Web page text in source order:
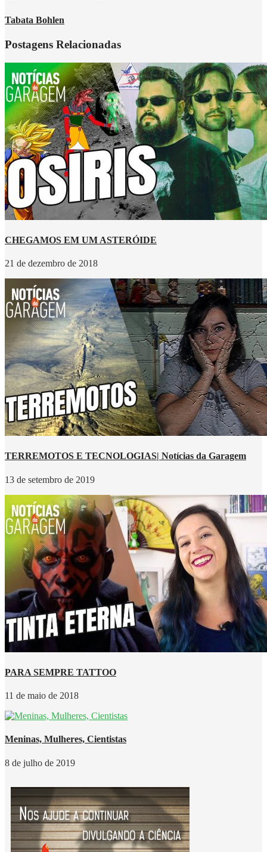
Tabata Bohlen
Postagens Relacionadas
CHEGAMOS EM UM ASTERÓIDE
21 de dezembro de 2018
TERREMOTOS E TECNOLOGIAS| Notícias da Garagem
13 de setembro de 2019
PARA SEMPRE TATTOO
11 de maio de 2018
Meninas, Mulheres, Cientistas
8 de julho de 2019